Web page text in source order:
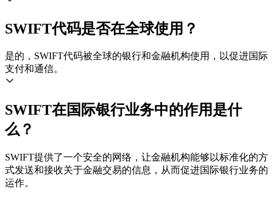
SWIFT代码是否在全球使用？
是的，SWIFT代码被全球的银行和金融机构使用，以促进国际
支付和通信。
SWIFT在国际银行业务中的作用是什
么？
SWIFT提供了一个安全的网络，让金融机构能够以标准化的方
式发送和接收关于金融交易的信息，从而促进国际银行业务的
运作。